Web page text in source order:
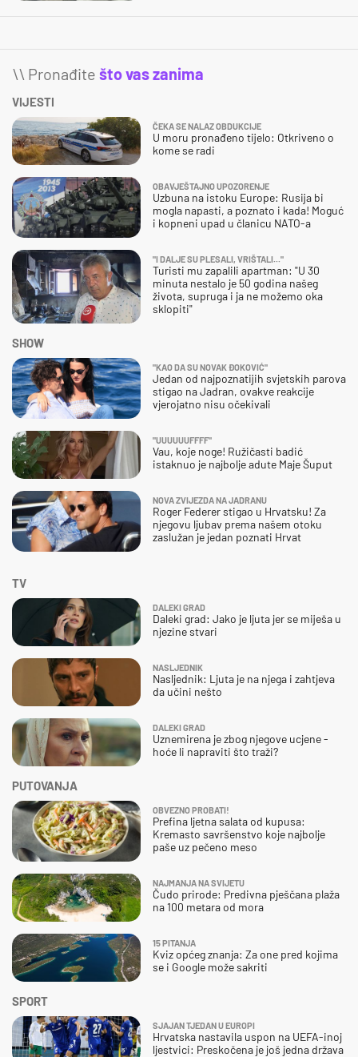
\\ Pronađite što vas zanima
VIJESTI
ČEKA SE NALAZ OBDUKCIJE
U moru pronađeno tijelo: Otkriveno o
kome se radi
OBAVJEŠTAJNO UPOZORENJE
Uzbuna na istoku Europe: Rusija bi
mogla napasti, a poznato i kada! Moguć
i kopneni upad u članicu NATO-a
"I DALJE SU PLESALI, VRIŠTALI..."
Turisti mu zapalili apartman: "U 30
minuta nestalo je 50 godina našeg
života, supruga i ja ne možemo oka
sklopiti"
SHOW
"KAO DA SU NOVAK ĐOKOVIĆ"
Jedan od najpoznatijih svjetskih parova
stigao na Jadran, ovakve reakcije
vjerojatno nisu očekivali
"UUUUUUFFFF"
Vau, koje noge! Ružičasti badić
istaknuo je najbolje adute Maje Šuput
NOVA ZVIJEZDA NA JADRANU
Roger Federer stigao u Hrvatsku! Za
njegovu ljubav prema našem otoku
zaslužan je jedan poznati Hrvat
SPORT
SJAJAN TJEDAN U EUROPI
Hrvatska nastavila uspon na UEFA-inoj
ljestvici: Preskočena je još jedna država
TV
DALEKI GRAD
Daleki grad: Jako je ljuta jer se miješa u
njezine stvari
NASLJEDNIK
Nasljednik: Ljuta je na njega i zahtjeva
da učini nešto
DALEKI GRAD
Uznemirena je zbog njegove ucjene -
hoće li napraviti što traži?
PUTOVANJA
OBVEZNO PROBATI!
Prefina ljetna salata od kupusa:
Kremasto savršenstvo koje najbolje
paše uz pečeno meso
NAJMANJA NA SVIJETU
Čudo prirode: Predivna pješčana plaža
na 100 metara od mora
15 PITANJA
Kviz općeg znanja: Za one pred kojima
se i Google može sakriti